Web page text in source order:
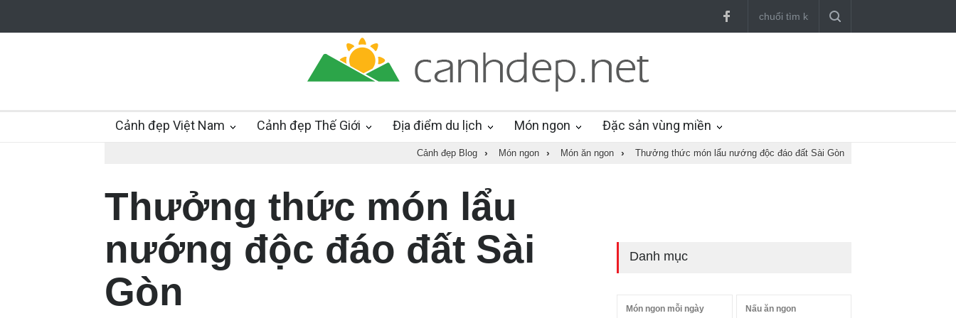
Cảnh đẹp Việt Nam Cảnh đẹp Thế Giới Địa điểm du lịch Món ngon Đặc sản vùng miền
Cảnh đẹp Blog › Món ngon › Món ăn ngon › Thưởng thức món lẩu nướng độc đáo đất Sài Gòn
Thưởng thức món lẩu
nướng độc đáo đất Sài
Gòn
Danh mục
Món ngon mỗi ngày Nấu ăn ngon